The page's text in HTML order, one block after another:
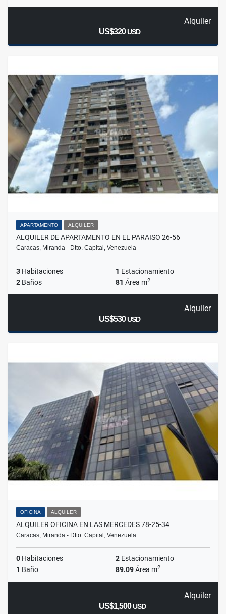
Alquiler
US$320USD
APARTAMENTO ALQUILER
ALQUILER DE APARTAMENTO EN EL PARAISO 26-56
Caracas, Miranda - Dtto. Capital, Venezuela
3 Habitaciones 1 Estacionamiento
2 Baños 81 Área m2
Alquiler
US$530USD
OFICINA ALQUILER
ALQUILER OFICINA EN LAS MERCEDES 78-25-34
Caracas, Miranda - Dtto. Capital, Venezuela
0 Habitaciones 2 Estacionamiento
1 Baño 89.09Área m2
Alquiler
US$1,500USD